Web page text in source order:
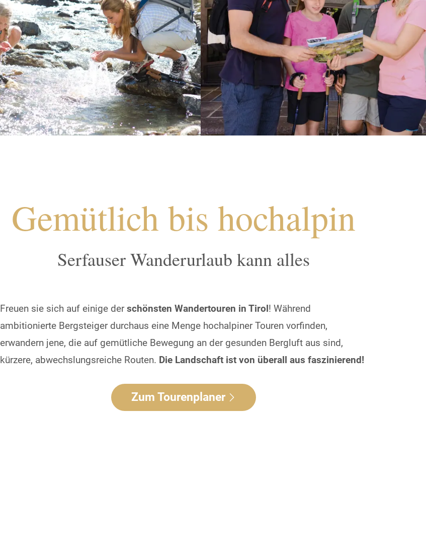
Gemütlich bis hochalpin
Serfauser Wanderurlaub kann alles
Freuen sie sich auf einige derschönsten Wandertouren in Tirol! Während
ambitionierte Bergsteiger durchaus eine Menge hochalpiner Touren vorfinden,
erwandern jene, die auf gemütliche Bewegung an der gesunden Bergluft aus sind,
kürzere, abwechslungsreiche Routen. Die Landschaft ist von überall aus faszinierend!
Zum Tourenplaner